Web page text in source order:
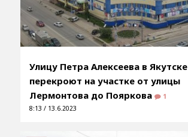
Улицу Петра Алексеева в Якутске
перекроют на участке от улицы
Лермонтова до Пояркова
1
8:13 / 13.6.2023